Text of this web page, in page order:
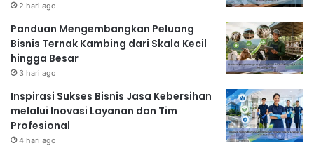
2 hari ago
Panduan Mengembangkan Peluang
Bisnis Ternak Kambing dari Skala Kecil
hingga Besar
3 hari ago
Inspirasi Sukses Bisnis Jasa Kebersihan
melalui Inovasi Layanan dan Tim
Profesional
4 hari ago